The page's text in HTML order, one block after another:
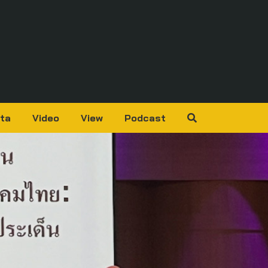
Video View Podcast